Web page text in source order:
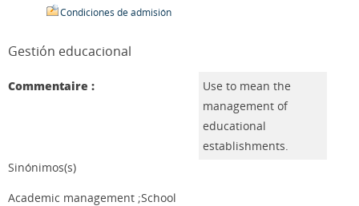
Condiciones de admisión
Gestión educacional
Commentaire :
Use to mean the
management of
educational
establishments.
Sinónimos(s)
Academic management ;School